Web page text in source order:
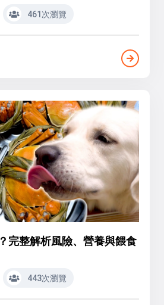
461次瀏覽
完整解析風險、營養與餵食
443次瀏覽